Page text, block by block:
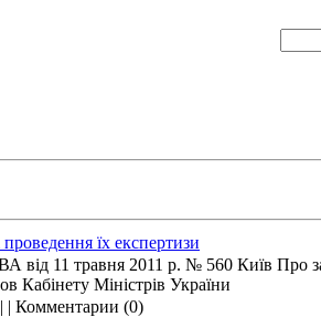
їх експертизи
травня 2011 р. № 560 Київ Про
Кабінету Міністрів України
| | Комментарии (0)